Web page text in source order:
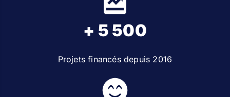
+ 5 500
Projets financés depuis 2016